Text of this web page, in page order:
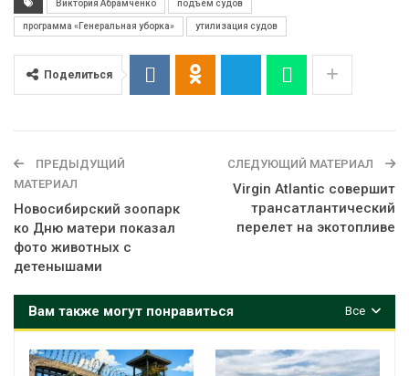
Виктория Абрамченко подъём судов
программа «Генеральная уборка» утилизация судов
Поделиться
ПРЕДЫДУЩИЙ
МАТЕРИАЛ
Новосибирский зоопарк
ко Дню матери показал
фото животных с
детенышами
СЛЕДУЮЩИЙ МАТЕРИАЛ
Virgin Atlantic совершит
трансатлантический
перелет на экотопливе
Все
Вам также могут понравиться